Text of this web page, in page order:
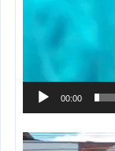
00:00
Tocador